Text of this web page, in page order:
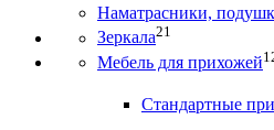
Наматрасники,
Зеркала21
Мебель для прихожей
Стандартные